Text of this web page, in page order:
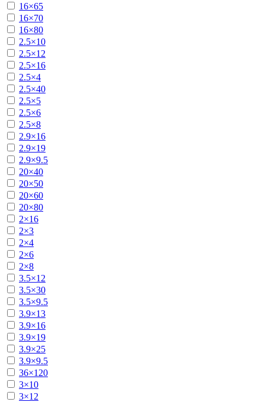
16×65
16×70
16×80
2.5×10
2.5×12
2.5×16
2.5×4
2.5×40
2.5×5
2.5×6
2.5×8
2.9×16
2.9×19
2.9×9.5
20×40
20×50
20×60
20×80
2×16
2×3
2×4
2×6
2×8
3.5×12
3.5×30
3.5×9.5
3.9×13
3.9×16
3.9×19
3.9×25
3.9×9.5
36×120
3×10
3×12